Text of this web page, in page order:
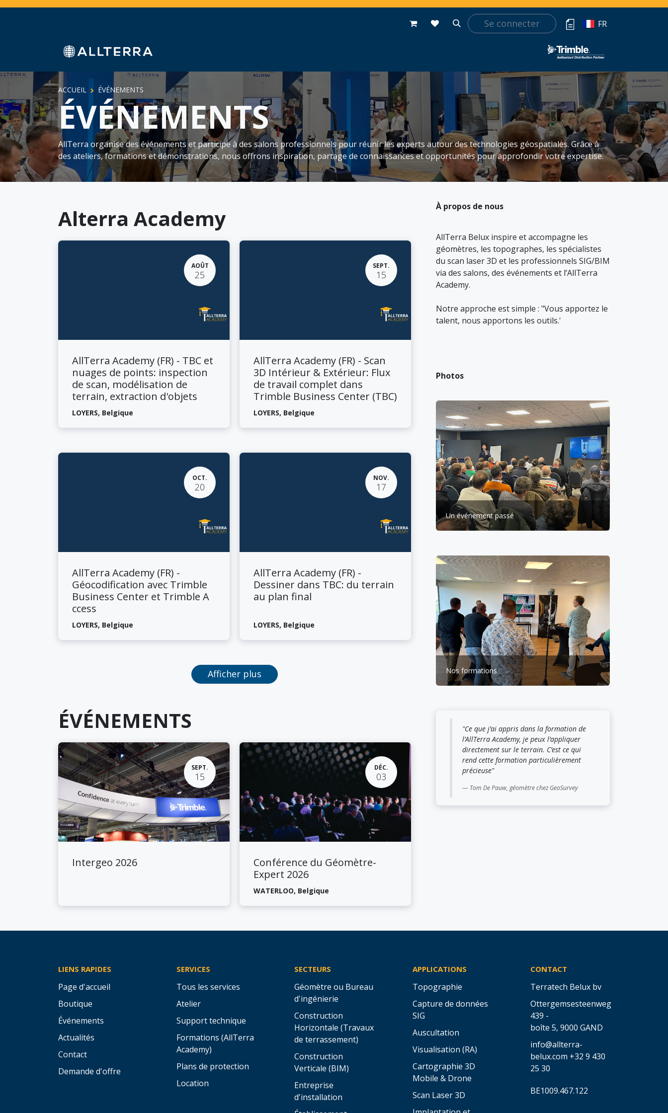
Se rendre au contenu
Actualités Contact Se connecter FR
ACCUEIL ÉVÉNEMENTS
ÉVÉNEMENTS
AllTerra organise des événements et participe à des salons professionnels pour réunir les experts autour des technologies géospatiales. Grâce à
des ateliers, formations et démonstrations, nous offrons inspiration, partage de connaissances et opportunités pour approfondir votre expertise.
Alterra Academy
AOÛT
25
​AllTerra Academy (FR) - TBC et
nuages de points: inspection
de scan, modélisation de
terrain, extraction d'objets
LOYERS, Belgique
SEPT.
15
​AllTerra Academy (FR) - Scan
3D Intérieur & Extérieur: Flux
de travail complet dans
Trimble Business Center (TBC)
LOYERS, Belgique
OCT.
20
​AllTerra Academy (FR) -
Géocodification avec Trimble
Business Center et Trimble A​
ccess
LOYERS, Belgique
NOV.
17
​AllTerra Academy (FR) -
Dessiner dans TBC: du terrain
au plan final
LOYERS, Belgique
Afficher plus
ÉVÉNEMENTS
SEPT.
15
Intergeo 2026
DÉC.
03
Conférence du Géomètre-
Expert 2026
WATERLOO, Belgique
À propos de nous
AllTerra Belux inspire et accompagne les
géomètres, les topographes, les spécialistes
du scan laser 3D et les professionnels SIG/BIM
via des salons, des événements et l’AllTerra
Academy.
Notre approche est simple : "Vous apportez le
talent, nous apportons les outils.' ​
Photos
Un événement passé
Nos formations
"Ce que j’ai appris dans la formation de
l’AllTerra Academy, je peux l’appliquer
directement sur le terrain. C’est ce qui
rend cette formation particulièrement
précieuse"
Tom De Pauw, géomètre chez GeoSurvey
LIENS RAPIDES
Page d'accueil
Boutique
Événements
Actualités
Contact
Demande d'offre
SERVICES
Tous les services
Atelier
Support technique
Formations (AllTerra
Academy)
Plans de protection
Location
SECTEURS
Géomètre ou Bureau
d'ingénierie
Construction
Horizontale (Travaux
de terrassement)
Construction
Verticale (BIM)
Entreprise
d'installation
APPLICATIONS
Topographie
Capture de données
SIG
Auscultation
Visualisation (RA)
Cartographie 3D
Mobile & Drone
Scan Laser 3D
CONTACT
Terratech Belux bv
Ottergemsesteenweg
439 -
boîte 5, 9000 GAND
info@allterra-
belux.com +32 9 430
25 30
BE1009.467.122